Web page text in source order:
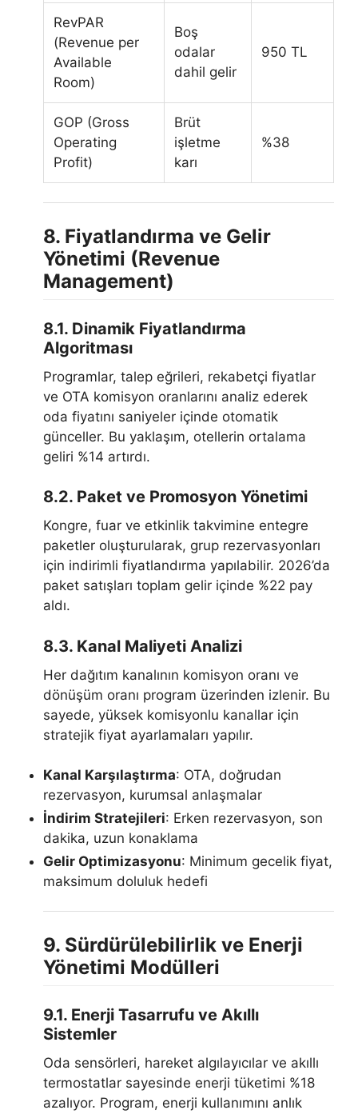
RevPAR
(Revenue per
Available
Room)
Boş
odalar
dahil gelir
950 TL
GOP (Gross
Operating
Profit)
Brüt
işletme
karı
%38
8. Fiyatlandırma ve Gelir
Yönetimi (Revenue
Management)
8.1. Dinamik Fiyatlandırma
Algoritması
Programlar, talep eğrileri, rekabetçi fiyatlar
ve OTA komisyon oranlarını analiz ederek
oda fiyatını saniyeler içinde otomatik
günceller. Bu yaklaşım, otellerin ortalama
geliri %14 artırdı.
8.2. Paket ve Promosyon Yönetimi
Kongre, fuar ve etkinlik takvimine entegre
paketler oluşturularak, grup rezervasyonları
için indirimli fiyatlandırma yapılabilir. 2026’da
paket satışları toplam gelir içinde %22 pay
aldı.
8.3. Kanal Maliyeti Analizi
Her dağıtım kanalının komisyon oranı ve
dönüşüm oranı program üzerinden izlenir. Bu
sayede, yüksek komisyonlu kanallar için
stratejik fiyat ayarlamaları yapılır.
Kanal Karşılaştırma: OTA, doğrudan
rezervasyon, kurumsal anlaşmalar
İndirim Stratejileri: Erken rezervasyon, son
dakika, uzun konaklama
Gelir Optimizasyonu: Minimum gecelik fiyat,
maksimum doluluk hedefi
9. Sürdürülebilirlik ve Enerji
Yönetimi Modülleri
9.1. Enerji Tasarrufu ve Akıllı
Sistemler
Oda sensörleri, hareket algılayıcılar ve akıllı
termostatlar sayesinde enerji tüketimi %18
azalıyor. Program, enerji kullanımını anlık